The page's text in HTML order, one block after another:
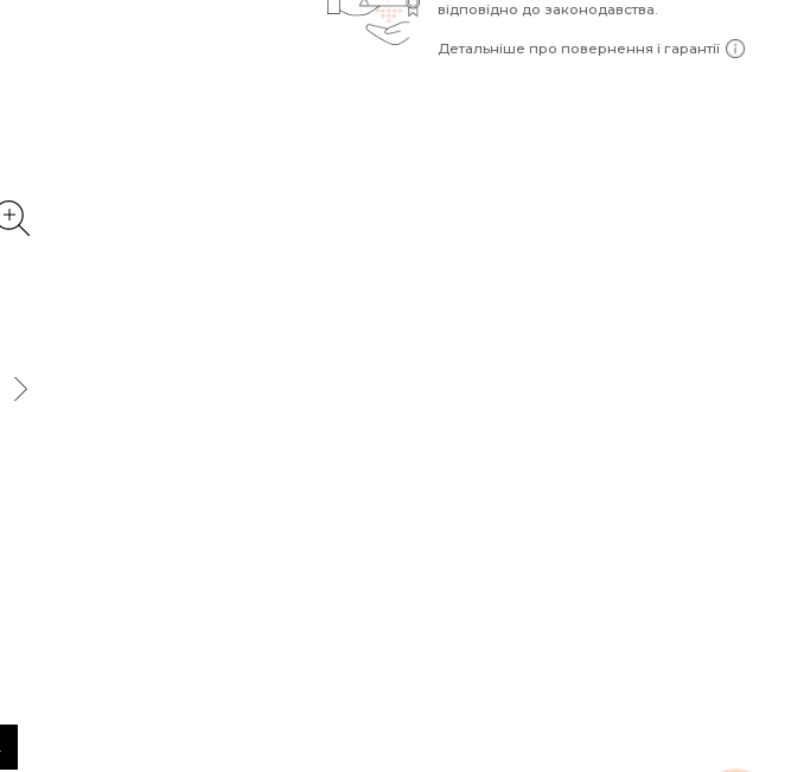
Next
відповідно до законодавства.
Детальніше про повернення і гарантії